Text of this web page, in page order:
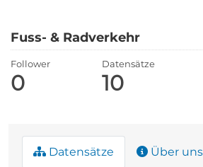
Fuss- & Radverkehr
Follower
0
Datensätze
10
Datensätze Über uns